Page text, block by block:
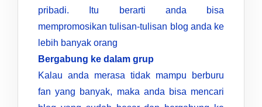
pribadi. Itu berarti anda bisa
mempromosikan tulisan-tulisan blog anda ke
lebih banyak orang
Bergabung ke dalam grup
Kalau anda merasa tidak mampu berburu
fan yang banyak, maka anda bisa mencari